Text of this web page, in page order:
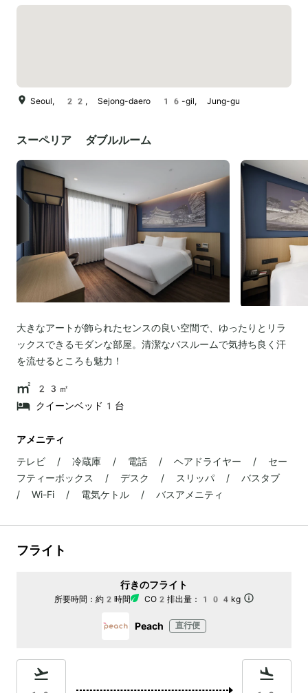
Seoul, 22, Sejong-daero 16-gil, Jung-gu
スーペリア ダブルルーム
大きなアートが飾られたセンスの良い空間で、ゆったりとリラ
ックスできるモダンな部屋。清潔なバスルームで気持ち良く汗
を流せるところも魅力！
23㎡
クイーンベッド1台
アメニティ
テレビ / 冷蔵庫 / 電話 / ヘアドライヤー / セー
フティーボックス / デスク / スリッパ / バスタブ
/ Wi-Fi / 電気ケトル / バスアメニティ
フライト
行きのフライト
所要時間： 約2時間 CO2排出量： 104kg
Peach 直行便